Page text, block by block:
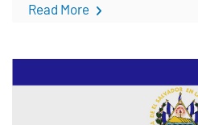
Read More